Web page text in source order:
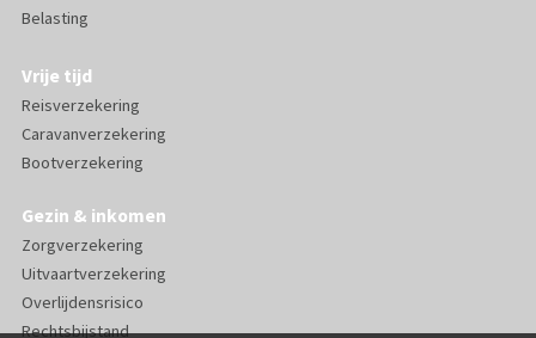
Belasting
Vrije tijd
Reisverzekering
Caravanverzekering
Bootverzekering
Gezin & inkomen
Zorgverzekering
Uitvaartverzekering
Overlijdensrisico
Rechtsbijstand